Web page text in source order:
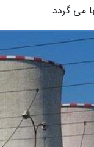
می گردد.